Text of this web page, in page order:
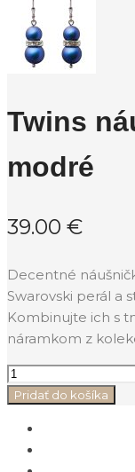
Twins
modré
39.00 €
Decentné
Swarovski perál a
Kombinujte ich s
náramkom z
Pridať do košíka